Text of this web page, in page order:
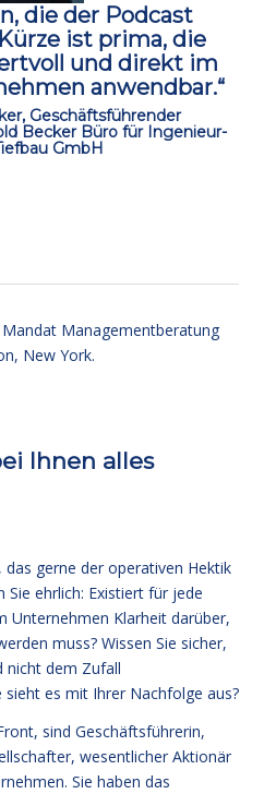
die der Podcast
ist prima, die
und direkt im
anwendbar.“
Geschäftsführender
Becker Büro für Ingenieur-
GmbH
Managementberatung
New York.
Ihnen alles
gerne der operativen Hektik
Sie ehrlich: Existiert für jede
Unternehmen Klarheit darüber,
muss? Wissen Sie sicher,
nicht dem Zufall
sieht es mit Ihrer Nachfolge aus?
sind Geschäftsführerin,
wesentlicher Aktionär
Sie haben das